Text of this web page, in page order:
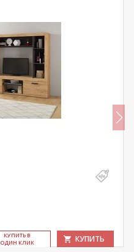
КУ­ПИТЬ В
ОДИН КЛИК
КУПИТЬ